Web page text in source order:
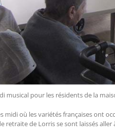
musical pour les résidents de la
midi où les variétés françaises ont
retraite de Lorris se sont laissés